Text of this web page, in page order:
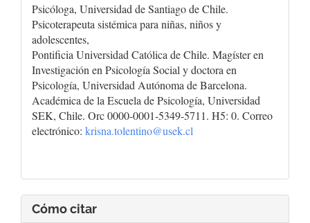
Psicóloga, Universidad de Santiago de Chile.
Psicoterapeuta sistémica para niñas, niños y
adolescentes,
Pontificia Universidad Católica de Chile. Magíster en
Investigación en Psicología Social y doctora en
Psicología, Universidad Autónoma de Barcelona.
Académica de la Escuela de Psicología, Universidad
SEK, Chile. Orc 0000-0001-5349-5711. H5: 0. Correo
electrónico: krisna.tolentino@usek.cl
Cómo citar